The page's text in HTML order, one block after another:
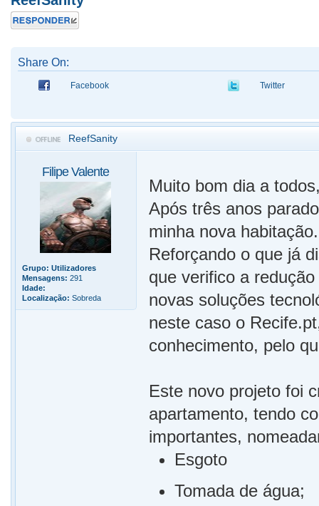
Responder
Share On:
Facebook Twitter
ReefSanity
Filipe Valente
Grupo: Utilizadores
Mensagens: 291
Idade:
Localização: Sobreda
Muito bom dia a
Após três anos
minha nova habitação.
Reforçando o que já
que verifico a
novas soluções
neste caso o
conhecimento, pelo
Este novo projeto foi
apartamento, tendo
importantes,
Esgoto
Tomada de água;